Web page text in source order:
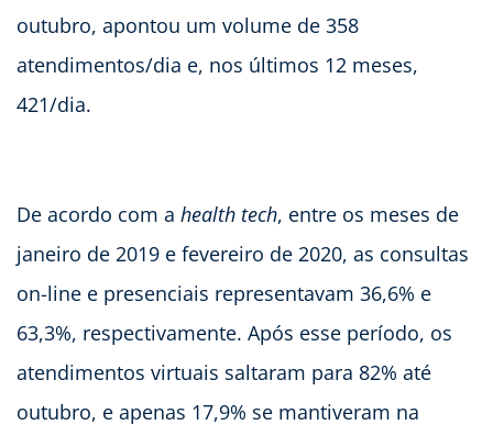
outubro, apontou um volume de 358
atendimentos/dia e, nos últimos 12 meses,
421/dia.
De acordo com a health tech, entre os meses de
janeiro de 2019 e fevereiro de 2020, as consultas
on-line e presenciais representavam 36,6% e
63,3%, respectivamente. Após esse período, os
atendimentos virtuais saltaram para 82% até
outubro, e apenas 17,9% se mantiveram na